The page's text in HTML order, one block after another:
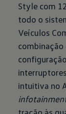
Style com
todo o
Veículos
intuitiva no